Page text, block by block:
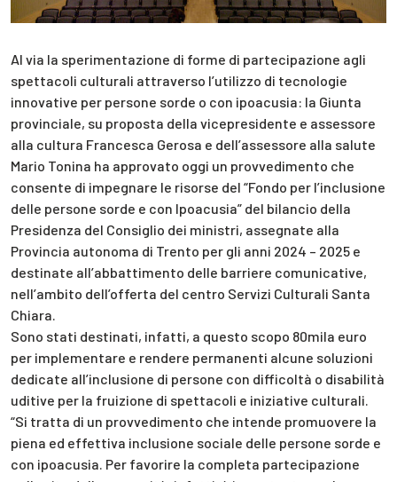
Al via la sperimentazione di forme di partecipazione agli
spettacoli culturali attraverso l’utilizzo di tecnologie
innovative per persone sorde o con ipoacusia: la Giunta
provinciale, su proposta della vicepresidente e assessore
alla cultura Francesca Gerosa e dell’assessore alla salute
Mario Tonina ha approvato oggi un provvedimento che
consente di impegnare le risorse del “Fondo per l’inclusione
delle persone sorde e con Ipoacusia” del bilancio della
Presidenza del Consiglio dei ministri, assegnate alla
Provincia autonoma di Trento per gli anni 2024 – 2025 e
destinate all’abbattimento delle barriere comunicative,
nell’ambito dell’offerta del centro Servizi Culturali Santa
Chiara.
Sono stati destinati, infatti, a questo scopo 80mila euro
per implementare e rendere permanenti alcune soluzioni
dedicate all’inclusione di persone con difficoltà o disabilità
uditive per la fruizione di spettacoli e iniziative culturali.
“Si tratta di un provvedimento che intende promuovere la
piena ed effettiva inclusione sociale delle persone sorde e
con ipoacusia. Per favorire la completa partecipazione